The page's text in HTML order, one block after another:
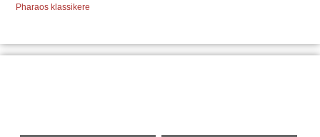
Pharaos klassikere